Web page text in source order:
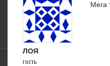
ЛОЯ
гость
Мега